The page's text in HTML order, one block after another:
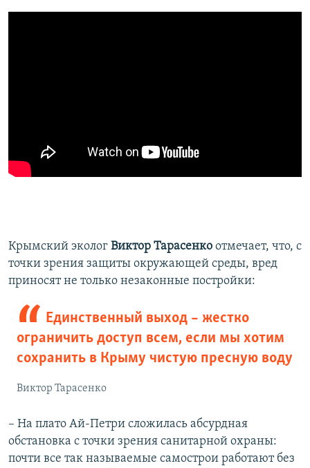
Крымский эколог Виктор Тарасенко отмечает, что, с
точки зрения защиты окружающей среды, вред
приносят не только незаконные постройки:
Единственный выход – жестко
ограничить доступ всем, если мы хотим
сохранить в Крыму чистую пресную воду
Виктор Тарасенко
– На плато Ай-Петри сложилась абсурдная
обстановка с точки зрения санитарной охраны:
почти все так называемые самострои работают без